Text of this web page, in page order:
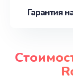
Гарантия